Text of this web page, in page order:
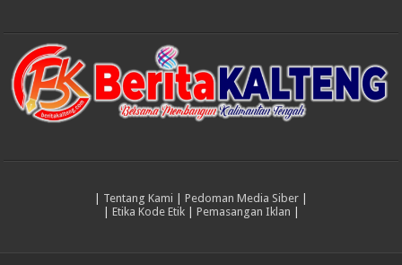
Tentang Kami Pedoman Media Siber
Etika Kode Etik| Pemasangan Iklan